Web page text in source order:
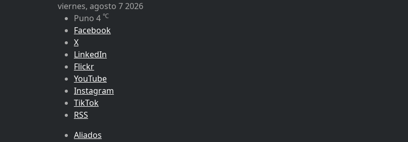
viernes, agosto 7 2026
Puno 4 ℃
Facebook
X
LinkedIn
Flickr
YouTube
Instagram
TikTok
RSS
Aliados